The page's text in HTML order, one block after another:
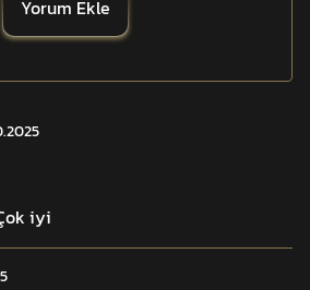
bantlar
ve topuk
Yorum Ekle
iyi